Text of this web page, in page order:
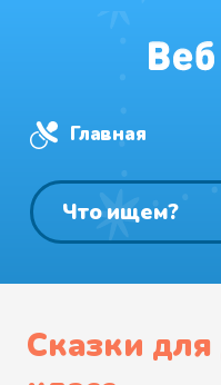
Главная
Сказки для